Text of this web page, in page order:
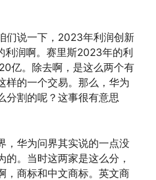
们说一下，2023年利润创新
润啊。赛里斯2023年的利
亿。除去啊，是这么两个有
样的一个交易。那么，华为
分割的呢？这事很有意思
，华为问界其实说的一点没
的。当时这两家是这么分，
，商标和中文商标。英文商